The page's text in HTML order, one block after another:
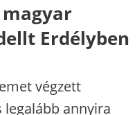
magyar
Erdélyben
végzett
annyira